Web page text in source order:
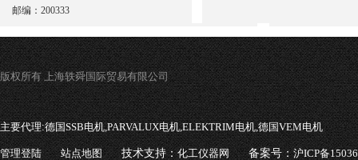
邮编：200333
版权所有 上海轶舜国际贸易有限公司
主要代理:德国SSB电机,PARVALUX电机,ELEKTRIM电机,德国VEM电机
管理登陆 站点地图 技术支持：化工仪器网 备案号：沪ICP备